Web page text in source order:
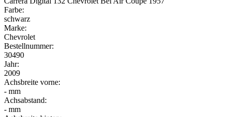
Farbe:
schwarz
Marke:
Chevrolet
Bestellnummer:
30490
Jahr:
2009
Achsbreite vorne:
- mm
Achsabstand:
- mm